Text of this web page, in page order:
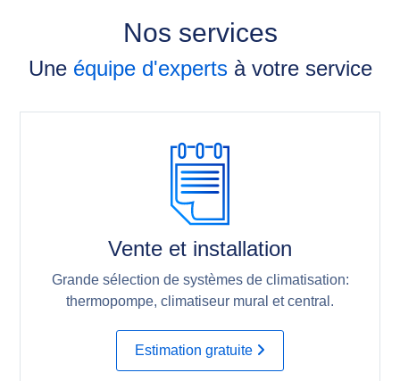
Nos services
Une équipe d'expertsà votre service
Vente et installation
Grande sélection de systèmes de climatisation:
thermopompe, climatiseur mural et central.
Estimation gratuite